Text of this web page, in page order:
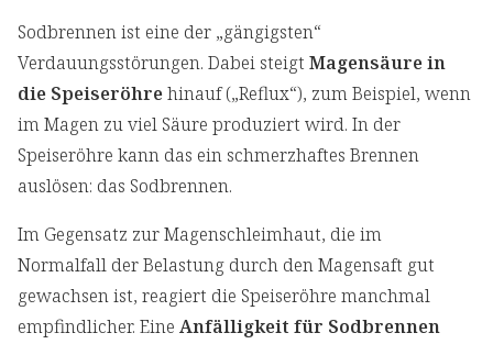
Sodbrennen ist eine der „gängigsten“
Verdauungsstörungen. Dabei steigt Magensäure in
die Speiseröhrehinauf („Reflux“), zum Beispiel, wenn
im Magen zu viel Säure produziert wird. In der
Speiseröhre kann das ein schmerzhaftes Brennen
auslösen: das Sodbrennen.
Im Gegensatz zur Magenschleimhaut, die im
Normalfall der Belastung durch den Magensaft gut
gewachsen ist, reagiert die Speiseröhre manchmal
empfindlicher. Eine Anfälligkeit für Sodbrennen